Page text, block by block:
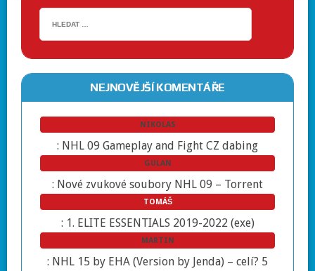
NEJNOVĚJŠÍ KOMENTÁŘE
NIKOLAS
: NHL 09 Gameplay and Fight CZ dabing
GULAN
: Nové zvukové soubory NHL 09 – Torrent
TOMÁŠ
: 1. ELITE ESSENTIALS 2019-2022 (exe)
MARTIN
: NHL 15 by EHA (Version by Jenda) – celí? 5